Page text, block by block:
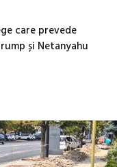
care prevede
și Netanyahu